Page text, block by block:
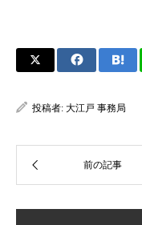
投稿者: 大江戸 事務局